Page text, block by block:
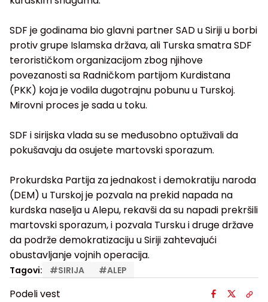
SDF je godinama bio glavni partner SAD u Siriji u borbi
protiv grupe Islamska država, ali Turska smatra SDF
terorističkom organizacijom zbog njihove
povezanosti sa Radničkom partijom Kurdistana
(PKK) koja je vodila dugotrajnu pobunu u Turskoj.
Mirovni proces je sada u toku.
SDF i sirijska vlada su se međusobno optuživali da
pokušavaju da osujete martovski sporazum.
Prokurdska Partija za jednakost i demokratiju naroda
(DEM) u Turskoj je pozvala na prekid napada na
kurdska naselja u Alepu, rekavši da su napadi prekršili
martovski sporazum, i pozvala Tursku i druge države
da podrže demokratizaciju u Siriji zahtevajući
obustavljanje vojnih operacija.
Tagovi: #SIRIJA #ALEP
Podeli vest